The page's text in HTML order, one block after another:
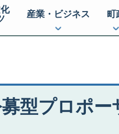
産業・ビジネス 町
型プロポー